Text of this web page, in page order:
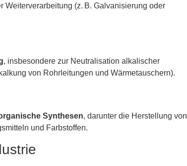
Weiterverarbeitung (z. B. Galvanisierung oder
, insbesondere zur Neutralisation alkalischer
von Rohrleitungen und Wärmetauschern).
Synthesen, darunter die Herstellung von
und Farbstoffen.